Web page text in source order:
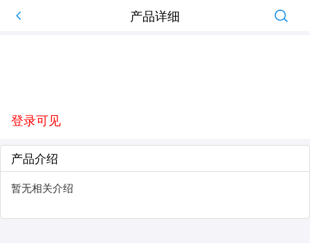
产品详细
登录可见
产品介绍
暂无相关介绍